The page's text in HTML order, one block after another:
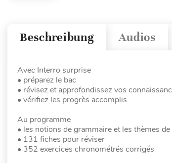
Audios
Beschreibung
Avec Interro surprise
• préparez le bac
• révisez et approfondissez vos
• vérifiez les progrès accomplis
Au programme
• les notions de grammaire et les thèmes
• 131 fiches pour réviser
• 352 exercices chronométrés corrigés